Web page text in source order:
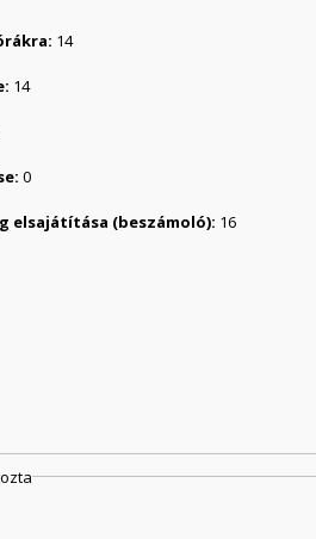
14
14
0
elsajátítása (beszámoló): 16